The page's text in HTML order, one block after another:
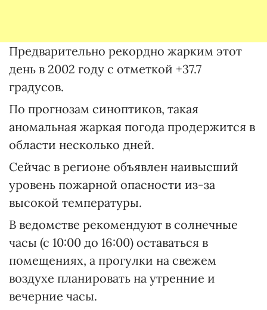
Предварительно рекордно жарким этот
день в 2002 году с отметкой +37.7
градусов.
По прогнозам синоптиков, такая
аномальная жаркая погода продержится в
области несколько дней.
Сейчас в регионе объявлен наивысший
уровень пожарной опасности из-за
высокой температуры.
В ведомстве рекомендуют в солнечные
часы (с 10:00 до 16:00) оставаться в
помещениях, а прогулки на свежем
воздухе планировать на утренние и
вечерние часы.